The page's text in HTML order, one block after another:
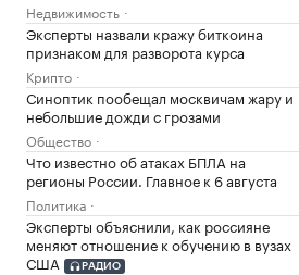
Недвижимость
Эксперты назвали кражу биткоина
признаком для разворота курса
Крипто
Синоптик пообещал москвичам жару и
небольшие дожди с грозами
Общество
Что известно об атаках БПЛА на
регионы России. Главное к 6 августа
Политика
Эксперты объяснили, как россияне
меняют отношение к обучению в вузах
США
РАДИО